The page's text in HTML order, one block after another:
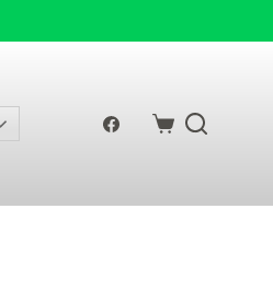
Shopping